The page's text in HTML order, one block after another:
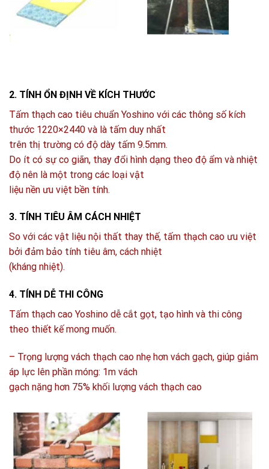
2. TÍNH ỔN ĐỊNH VỀ KÍCH THƯỚC
Tấm thạch cao tiêu chuẩn Yoshino với các thông số kích
thước 1220×2440 và là tấm duy nhất
trên thị trường có độ dày tấm 9.5mm.
Do ít có sự co giãn, thay đổi hình dạng theo độ ẩm và nhiệt
độ nên là một trong các loại vật
liệu nền ưu việt bền tính.
3. TÍNH TIÊU ÂM CÁCH NHIỆT
So với các vật liệu nội thất thay thế, tấm thạch cao ưu việt
bởi đảm bảo tính tiêu âm, cách nhiệt
(kháng nhiệt).
4. TÍNH DỄ THI CÔNG
Tấm thạch cao Yoshino dễ cắt gọt, tạo hình và thi công
theo thiết kế mong muốn.
– Trọng lượng vách thạch cao nhẹ hơn vách gạch, giúp giảm
áp lực lên phần móng: 1m vách
gạch nặng hơn 75% khối lượng vách thạch cao